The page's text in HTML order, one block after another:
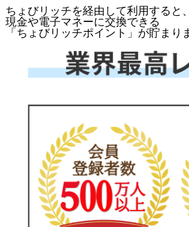
ちょびリッチを経由して利用すると、
現金や電子マネーに交換できる
「 ちょびリッチポイント 」が貯まり